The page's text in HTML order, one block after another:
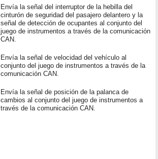
Envía la señal del interruptor de la hebilla del
cinturón de seguridad del pasajero delantero y la
señal de detección de ocupantes al conjunto del
juego de instrumentos a través de la comunicación
CAN.
Envía la señal de velocidad del vehículo al
conjunto del juego de instrumentos a través de la
comunicación CAN.
Envía la señal de posición de la palanca de
cambios al conjunto del juego de instrumentos a
través de la comunicación CAN.